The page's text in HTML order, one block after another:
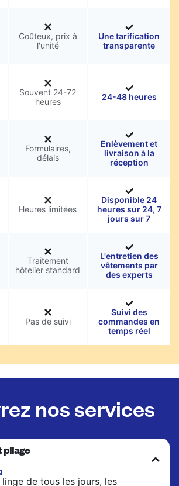
Coûteux, prix à
l'unité
Une tarification
transparente
Souvent 24-72
heures
24-48 heures
Formulaires,
délais
Enlèvement et
livraison à la
réception
Heures limitées
Disponible 24
heures sur 24, 7
jours sur 7
Traitement
hôtelier standard
L'entretien des
vêtements par
des experts
Pas de suivi
Suivi des
commandes en
temps réel
nos services
pliage
de tous les jours, les